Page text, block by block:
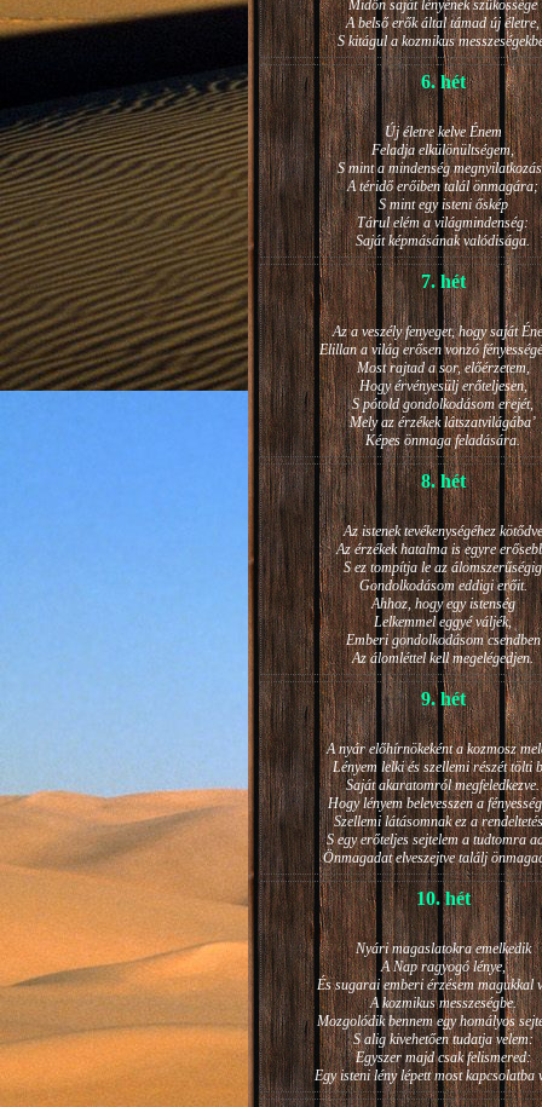
Midőn saját lényének szűkössége
A belső erők által támad új életre,
S kitágul a kozmikus
6. hét
Új életre kelve Énem
Feladja elkülönültségem,
S mint a mindenség
A téridő erőiben talál önmagára;
S mint egy isteni őskép
Tárul elém a világmindenség:
Saját képmásának valódisága.
7. hét
Az a veszély fenyeget, hogy saját
Elillan a világ erősen vonzó
Most rajtad a sor, előérzetem,
Hogy érvényesülj erőteljesen,
S pótold gondolkodásom erejét,
Mely az érzékek látszatvilágába’
Képes önmaga feladására.
8. hét
Az istenek tevékenységéhez kötődve
Az érzékek hatalma is egyre
S ez tompítja le az álomszerűségig
Gondolkodásom eddigi erőit.
Ahhoz, hogy egy istenség
Lelkemmel eggyé váljék,
Emberi gondolkodásom csendben
Az álomléttel kell megelégedjen.
9. hét
A nyár előhírnökeként a kozmosz
Lényem lelki és szellemi részét tölti
Saját akaratomról megfeledkezve.
Hogy lényem belevesszen a
Szellemi látásomnak ez a
S egy erőteljes sejtelem a tudtomra
Önmagadat elveszejtve találj
10. hét
Nyári magaslatokra emelkedik
A Nap ragyogó lénye,
És sugarai emberi érzésem magukkal
A kozmikus messzeségbe.
Mozgolódik bennem egy homályos
S alig kivehetően tudatja velem:
Egyszer majd csak felismered:
Egy isteni lény lépett most kapcsolatba